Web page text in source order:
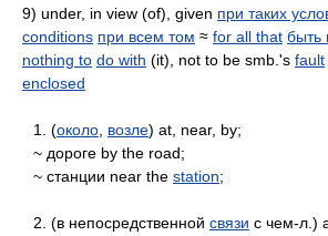
9) under, in view (of), given при таких
conditions при всем том ≈ for all that быть
nothing to do with (it), not to be smb.'s fault
enclosed
1. (около возле) at, near, by;
~ дороге by the road;
~ станции near the station;
2. (в непосредственной связи с чем-л.)